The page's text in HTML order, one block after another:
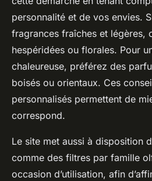
personnalité et de vos envies.
fragrances fraîches et légères,
hespéridées ou florales. Pour
chaleureuse, préférez des
boisés ou orientaux. Ces
personnalisés permettent de
correspond.
Le site met aussi à disposition
comme des filtres par famille
occasion d’utilisation, afin